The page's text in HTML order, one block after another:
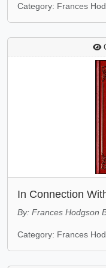
Category: Frances
In Connection
By: Frances Hodgson
Category: Frances